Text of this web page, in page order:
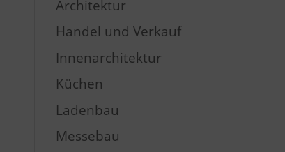
Architektur
Handel und Verkauf
Innenarchitektur
Küchen
Ladenbau
Messebau